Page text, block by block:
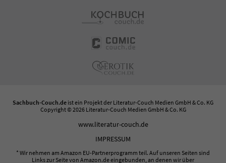
Sachbuch-Couch.de ist ein Projekt der Literatur-Couch Medien GmbH & Co. KG
Copyright © 2026 Literatur-Couch Medien GmbH & Co. KG
www.literatur-couch.de
IMPRESSUM
* Wir nehmen am Amazon EU-Partnerprogramm teil. Auf unseren Seiten sind
Links zur Seite von Amazon.de eingebunden, an denen wir über